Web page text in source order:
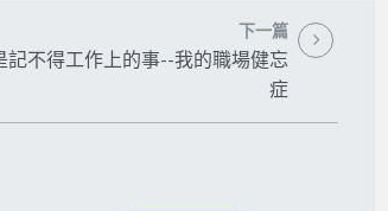
下一篇
記不得工作上的事--我的職場健忘
症